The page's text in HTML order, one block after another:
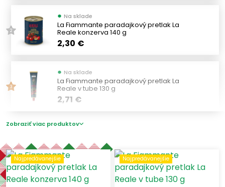
STRIANESE
CASINA ROSSA(1)
LA FIAMMANTE
AGROMONTE SICILIA
MUTTI
POLLI 1872
ALCE NERO(1)
Štítky
Dolce Vita (8)
2
● Na sklade
La Fiammante paradajkový pretlak La
Reale konzerva 140 g
2,30 €
3
● Na sklade
La Fiammante paradajkový pretlak La
Reale v tube 130 g
2,71 €
Zobraziť viac produktov
Najpredávanejšie Najpredávanejšie